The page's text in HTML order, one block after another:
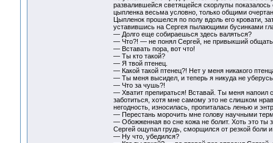
развалившейся светящейся скорлупы
цыпленка весьма условно, только общими
Цыпленок прошелся по полу вдоль его кровати,
уставившись на Сергея пылающими бусинками
— Долго еще собираешься здесь валяться?
— Что?! — не понял Сергей, не привыкший
— Вставать пора, вот что!
— Ты кто такой?
— Я твой птенец.
— Какой такой птенец?! Нет у меня никакого
— Ты меня высидел, и теперь я никуда не
— Что за чушь?!
— Хватит препираться! Вставай. Ты меня напоил
заботиться, хотя мне самому это не слишком
негодность, износилась, пропиталась ленью и
— Перестань морочить мне голову научными
— Обожженная во сне кожа не болит. Хоть это ты
Сергей ощупал грудь, сморщился от резкой боли
— Ну что, убедился?